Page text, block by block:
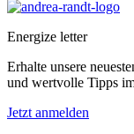
Energize letter
Erhalte unsere
und wertvolle Tipps
Jetzt anmelden